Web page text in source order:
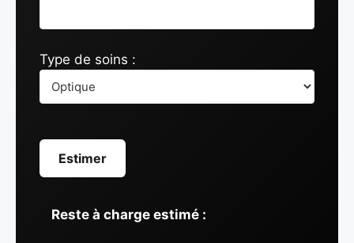
Type de soins :
Estimer
Reste à charge estimé :